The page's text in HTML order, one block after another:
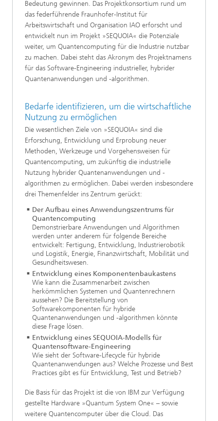
Bedeutung gewinnen. Das Projektkonsortium rund um
das federführende Fraunhofer-Institut für
Arbeitswirtschaft und Organisation IAO erforscht und
entwickelt nun im Projekt »SEQUOIA« die Potenziale
weiter, um Quantencomputing für die Industrie nutzbar
zu machen. Dabei steht das Akronym des Projektnamens
für das Software-Engineering industrieller, hybrider
Quantenanwendungen und -algorithmen.
Bedarfe identifizieren, um die wirtschaftliche
Nutzung zu ermöglichen
Die wesentlichen Ziele von »SEQUOIA« sind die
Erforschung, Entwicklung und Erprobung neuer
Methoden, Werkzeuge und Vorgehensweisen für
Quantencomputing, um zukünftig die industrielle
Nutzung hybrider Quantenanwendungen und -
algorithmen zu ermöglichen. Dabei werden insbesondere
drei Themenfelder ins Zentrum gerückt:
Der Aufbau eines Anwendungszentrums für
Quantencomputing
Demonstrierbare Anwendungen und Algorithmen
werden unter anderem für folgende Bereiche
entwickelt: Fertigung, Entwicklung, Industrierobotik
und Logistik, Energie, Finanzwirtschaft, Mobilität und
Gesundheitswesen.
Entwicklung eines Komponentenbaukastens
Wie kann die Zusammenarbeit zwischen
herkömmlichen Systemen und Quantenrechnern
aussehen? Die Bereitstellung von
Softwarekomponenten für hybride
Quantenanwendungen und -algorithmen könnte
diese Frage lösen.
Entwicklung eines SEQUOIA-Modells für
Quantensoftware-Engineering
Wie sieht der Software-Lifecycle für hybride
Quantenanwendungen aus? Welche Prozesse und Best
Practices gibt es für Entwicklung, Test und Betrieb?
Die Basis für das Projekt ist die von IBM zur Verfügung
gestellte Hardware »Quantum System One« – sowie
weitere Quanten­computer über die Cloud. Das